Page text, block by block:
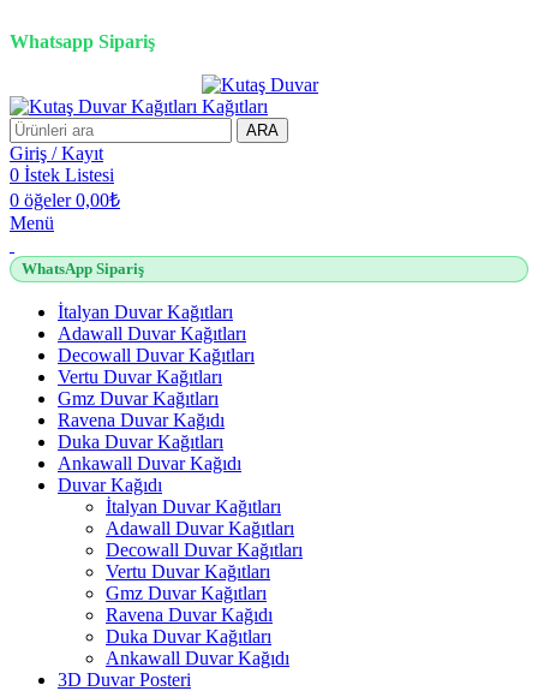
Whatsapp Sipariş
ARA
Giriş / Kayıt
0 İstek Listesi
0 öğeler 0,00₺
Menü
WhatsApp Sipariş
İtalyan Duvar Kağıtları
Adawall Duvar Kağıtları
Decowall Duvar Kağıtları
Vertu Duvar Kağıtları
Gmz Duvar Kağıtları
Ravena Duvar Kağıdı
Duka Duvar Kağıtları
Ankawall Duvar Kağıdı
Duvar Kağıdı
İtalyan Duvar Kağıtları
Adawall Duvar Kağıtları
Decowall Duvar Kağıtları
Vertu Duvar Kağıtları
Gmz Duvar Kağıtları
Ravena Duvar Kağıdı
Duka Duvar Kağıtları
Ankawall Duvar Kağıdı
3D Duvar Posteri